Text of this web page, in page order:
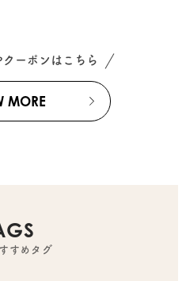
ーポンはこちら
MORE
すめタグ